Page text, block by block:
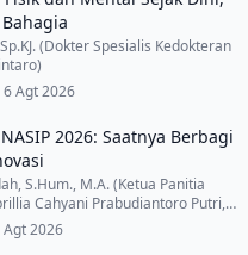
(Dokter Spesialis Kedokteran
6 Agt 2026
2026: Saatnya Berbagi
S.Hum., M.A. (Ketua Panitia
Cahyani Prabudiantoro Putri,
Panitia SEMNASIP)
Agt 2026